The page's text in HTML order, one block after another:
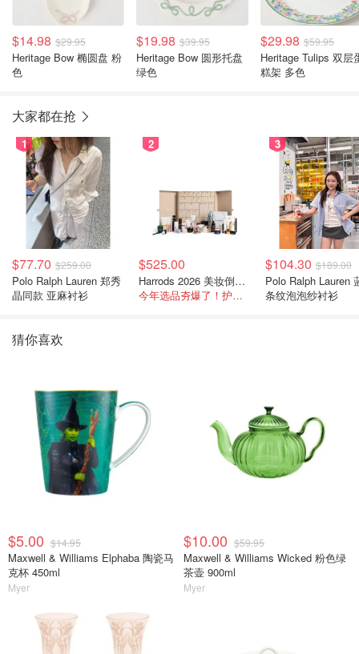
$14.98 $29.95
Heritage Bow 椭圆盘 粉
色
$19.98 $39.95
Heritage Bow 圆形托盘
绿色
$29.98 $59.95
Heritage Tulips 双层
糕架 多色
大家都在抢
1
$77.70 $259.00
Polo Ralph Lauren 郑秀
晶同款 亚麻衬衫
2
$525.00
Harrods 2026 美妆倒数日历
今年选品夯爆了！护肤全线都很绝
3
$104.30 $189.00
Polo Ralph Lauren
条纹泡泡纱衬衫
猜你喜欢
$5.00 $14.95
Maxwell & Williams Elphaba 陶瓷马
克杯 450ml
Myer
$10.00 $59.95
Maxwell & Williams Wicked 粉色绿
茶壶 900ml
Myer